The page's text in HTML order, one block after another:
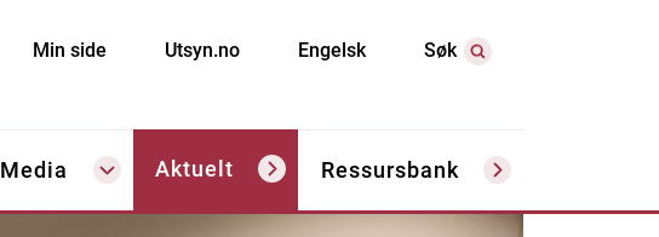
Min side Utsyn.no Engelsk Søk
Media Aktuelt Ressursbank